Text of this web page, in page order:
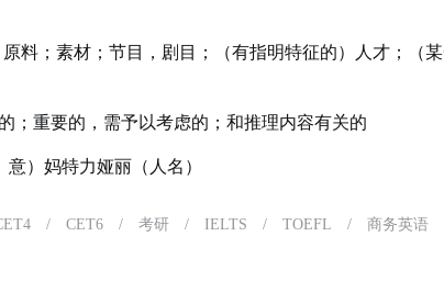
料；素材；节目，剧目；（有指明特征的）人才；（某
；重要的，需予以考虑的；和推理内容有关的
意）妈特力娅丽（人名）
/ CET6 / 考研 / IELTS / TOEFL / 商务英语